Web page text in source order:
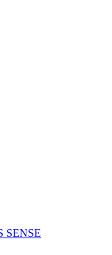
SENSE